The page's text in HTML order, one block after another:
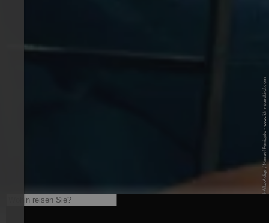
© IDM Südtirol-Alto Adige / Manuel Ferrigato - www.idm-suedtirol.com